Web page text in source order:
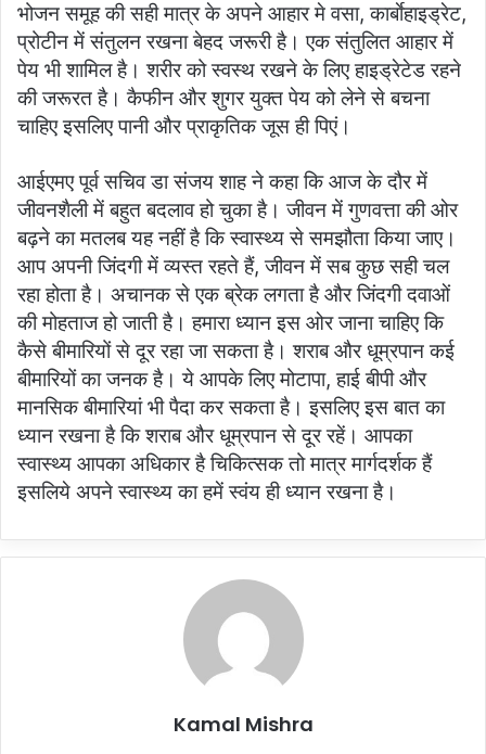
भोजन समूह की सही मात्र के अपने आहार मे वसा, कार्बाेहाइड्रेट,
प्रोटीन में संतुलन रखना बेहद जरूरी है। एक संतुलित आहार में
पेय भी शामिल है। शरीर को स्वस्थ रखने के लिए हाइड्रेटेड रहने
की जरूरत है। कैफीन और शुगर युक्त पेय को लेने से बचना
चाहिए इसलिए पानी और प्राकृतिक जूस ही पिएं।
आईएमए पूर्व सचिव डा संजय शाह ने कहा कि आज के दौर में
जीवनशैली में बहुत बदलाव हो चुका है। जीवन में गुणवत्ता की ओर
बढ़ने का मतलब यह नहीं है कि स्वास्थ्य से समझौता किया जाए।
आप अपनी जिंदगी में व्यस्त रहते हैं, जीवन में सब कुछ सही चल
रहा होता है। अचानक से एक ब्रेक लगता है और जिंदगी दवाओं
की मोहताज हो जाती है। हमारा ध्यान इस ओर जाना चाहिए कि
कैसे बीमारियों से दूर रहा जा सकता है। शराब और धूम्रपान कई
बीमारियों का जनक है। ये आपके लिए मोटापा, हाई बीपी और
मानसिक बीमारियां भी पैदा कर सकता है। इसलिए इस बात का
ध्यान रखना है कि शराब और धूम्रपान से दूर रहें। आपका
स्वास्थ्य आपका अधिकार है चिकित्सक तो मात्र मार्गदर्शक हैं
इसलिये अपने स्वास्थ्य का हमें स्वंय ही ध्यान रखना है।
Kamal Mishra